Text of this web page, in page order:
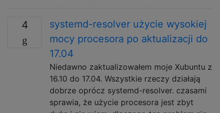
4
systemd-resolver użycie wysokiej
mocy procesora po aktualizacji do
17.04
Niedawno zaktualizowałem moje Xubuntu z
16.10 do 17.04. Wszystkie rzeczy działają
dobrze oprócz systemd-resolver. czasami
sprawia, że ​​użycie procesora jest zbyt